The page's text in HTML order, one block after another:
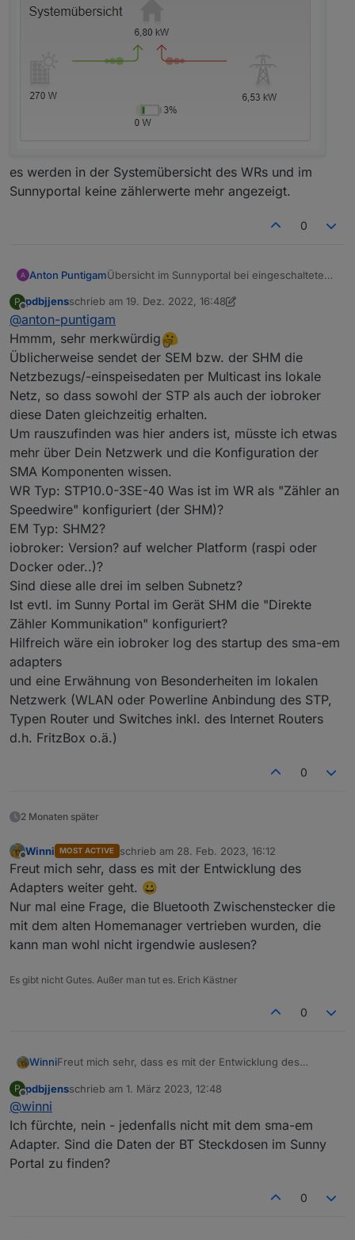
es werden in der Systemübersicht des WRs und im
Sunnyportal keine zählerwerte mehr angezeigt.
0
Anton PuntigamÜbersicht im Sunnyportal bei eingeschalteten
Systemübersicht im WR bei eingeschalteten
Adapter
es werden in der Systemübersicht des WRs
und im Sunnyportal keine zählerwerte mehr
P
Offline
pdbjjensschrieb am 19. Dez. 2022, 16:48
zuletzt editiert von pdbjjens
@anton-puntigam
Hmmm, sehr merkwürdig
Üblicherweise sendet der SEM bzw. der SHM die
Netzbezugs/-einspeisedaten per Multicast ins lokale
Netz, so dass sowohl der STP als auch der iobroker
diese Daten gleichzeitig erhalten.
Um rauszufinden was hier anders ist, müsste ich etwas
mehr über Dein Netzwerk und die Konfiguration der
SMA Komponenten wissen.
WR Typ: STP10.0-3SE-40 Was ist im WR als "Zähler an
Speedwire" konfiguriert (der SHM)?
EM Typ: SHM2?
iobroker: Version? auf welcher Platform (raspi oder
Docker oder..)?
Sind diese alle drei im selben Subnetz?
Ist evtl. im Sunny Portal im Gerät SHM die "Direkte
Zähler Kommunikation" konfiguriert?
Hilfreich wäre ein iobroker log des startup des sma-em
adapters
und eine Erwähnung von Besonderheiten im lokalen
Netzwerk (WLAN oder Powerline Anbindung des STP,
Typen Router und Switches inkl. des Internet Routers
d.h. FritzBox o.ä.)
0
2 Monaten später
Offline
Winni MOST ACTIVE schrieb am 28. Feb. 2023, 16:12
zuletzt editiert von
Freut mich sehr, dass es mit der Entwicklung des
Adapters weiter geht. 😀
Nur mal eine Frage, die Bluetooth Zwischenstecker die
mit dem alten Homemanager vertrieben wurden, die
kann man wohl nicht irgendwie auslesen?
Es gibt nicht Gutes. Außer man tut es. Erich Kästner
0
WinniFreut mich sehr, dass es mit der Entwicklung des
Nur mal eine Frage, die Bluetooth Zwischenstecker die
kann man wohl nicht irgendwie auslesen?
P
Offline
pdbjjensschrieb am 1. März 2023, 12:48
zuletzt editiert von
@winni
Ich fürchte, nein - jedenfalls nicht mit dem sma-em
Adapter. Sind die Daten der BT Steckdosen im Sunny
Portal zu finden?
0